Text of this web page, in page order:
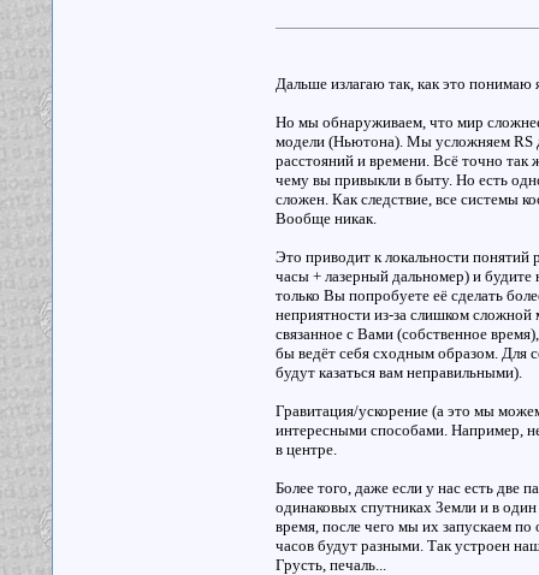
Дальше излагаю так, как это понимаю
Но мы обнаруживаем, что мир
модели (Ньютона). Мы усложняем RS
расстояний и времени. Всё точно
чему вы привыкли в быту. Но есть
сложен. Как следствие, все системы
Вообще никак.
Это приводит к локальности понятий
часы + лазерный дальномер) и будите
только Вы попробуете её сделать
неприятности из-за слишком сложной
связанное с Вами (собственное
бы ведёт себя сходным образом. Для
будут казаться вам неправильными).
Гравитация/ускорение (а это мы
интересными способами. Например,
в центре.
Более того, даже если у нас есть
одинаковых спутниках Земли и в
время, после чего мы их запускаем
часов будут разными. Так устроен
Грусть, печаль...